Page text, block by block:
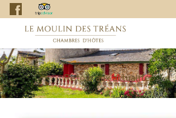
Retour aux actualités